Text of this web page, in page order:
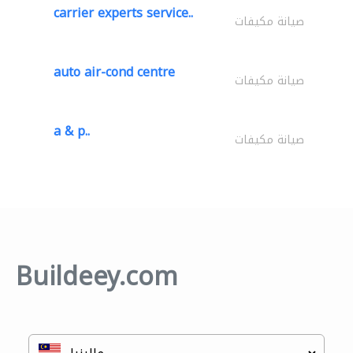
carrier experts service.. صيانة مكيفات
auto air-cond centre صيانة مكيفات
a & p.. صيانة مكيفات
Buildeey.com